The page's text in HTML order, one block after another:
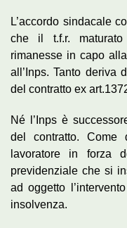
L’accordo sindacale
che il t.f.r.
rimanesse in capo
all’Inps. Tanto deriva
del contratto ex
Né l’Inps è
del contratto. Come
lavoratore in forza
previdenziale che si
ad oggetto
insolvenza.